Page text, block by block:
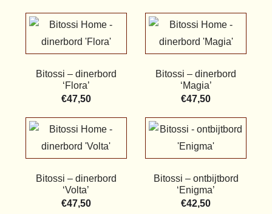
Bitossi – dinerbord
‘Flora’
€47,50
Bitossi – dinerbord
‘Magia’
€47,50
Bitossi – dinerbord
‘Volta’
€47,50
Bitossi – ontbijtbord
‘Enigma’
€42,50